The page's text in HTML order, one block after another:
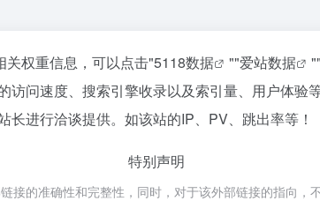
权重信息，可以点击"5118数据 ""爱站数据 ""
问速度、搜索引擎收录以及索引量、用户体
进行洽谈提供。如该站的IP、PV、跳出率等！
特别声明
的准确性和完整性，同时，对于该外部链接的指向，